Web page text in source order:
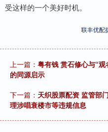
受这样的一个美好时机。
联丰优配
上一篇： 粤有钱 赏石修心与“
的同源启示
下一篇： 天织股票配资 监管部
理涉唱衰楼市等违规信息